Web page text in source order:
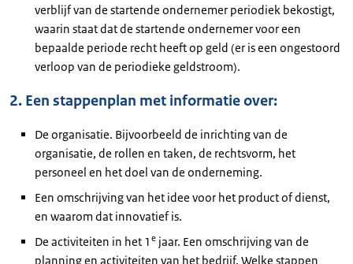
verblijf van de startende ondernemer periodiek bekostigt,
waarin staat dat de startende ondernemer voor een
bepaalde periode recht heeft op geld (er is een ongestoord
verloop van de periodieke geldstroom).
2. Een stappenplan met informatie over:
De organisatie. Bijvoorbeeld de inrichting van de
organisatie, de rollen en taken, de rechtsvorm, het
personeel en het doel van de onderneming.
Een omschrijving van het idee voor het product of dienst,
en waarom dat innovatief is.
De activiteiten in het 1 e jaar. Een omschrijving van de
planning en activiteiten van het bedrijf. Welke stappen